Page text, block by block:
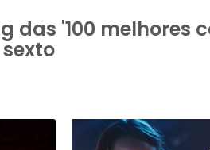
das '100 melhores